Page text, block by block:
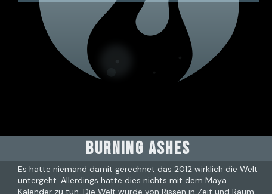
BURNING ASHES
Es hätte niemand damit gerechnet das 2012 wirklich die Welt
untergeht. Allerdings hatte dies nichts mit dem Maya
Kalender zu tun. Die Welt wurde von Rissen in Zeit und Raum